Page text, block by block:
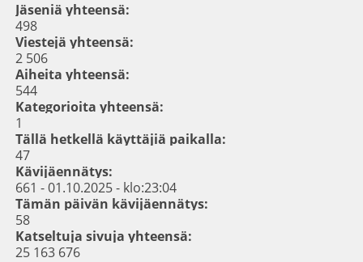
Jäseniä yhteensä:
498
Viestejä yhteensä:
2 506
Aiheita yhteensä:
544
Kategorioita yhteensä:
1
Tällä hetkellä käyttäjiä paikalla:
47
Kävijäennätys:
661 - 01.10.2025 - klo:23:04
Tämän päivän kävijäennätys:
58
Katseltuja sivuja yhteensä:
25 163 676